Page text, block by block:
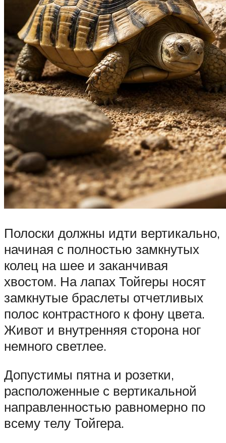
Полоски должны идти вертикально,
начиная с полностью замкнутых
колец на шее и заканчивая
хвостом. На лапах Тойгеры носят
замкнутые браслеты отчетливых
полос контрастного к фону цвета.
Живот и внутренняя сторона ног
немного светлее.
Допустимы пятна и розетки,
расположенные с вертикальной
направленностью равномерно по
всему телу Тойгера.